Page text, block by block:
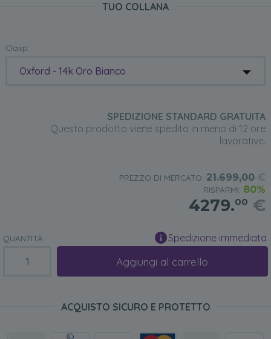
TUO COLLANA
Clasp:
Oxford - 14k Oro Bianco
SPEDIZIONE STANDARD GRATUITA
Questo prodotto viene spedito in meno di 12 ore
lavorative.
PREZZO DI MERCATO: 21.699,00€
RISPARMI: 80%
4279.00 €
QUANTITÀ: Spedizione immediata
Aggiungi al carrello
ACQUISTO SICURO E PROTETTO